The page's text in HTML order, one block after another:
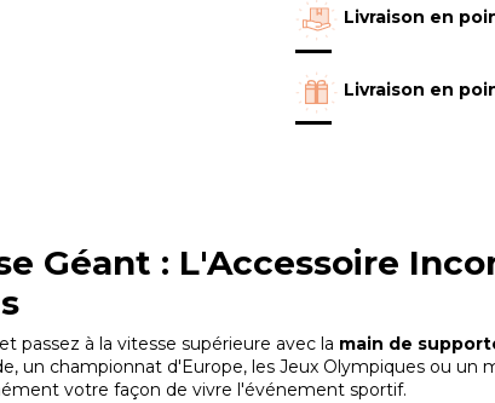
Livraison en
Livraison en
Géant : L'Accessoire
passez à la vitesse supérieure avec la main de
un championnat d'Europe, les Jeux Olympiques ou un
votre façon de vivre l'événement sportif.